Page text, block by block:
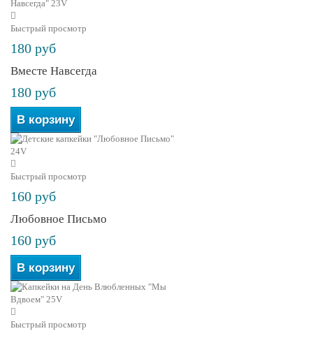
Быстрый просмотр
180 руб
Вместе Навсегда
180 руб
В корзину
Быстрый просмотр
160 руб
Любовное Письмо
160 руб
В корзину
Быстрый просмотр